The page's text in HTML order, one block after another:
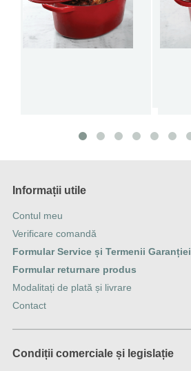
Informații utile
Contul meu
Verificare comandă
Formular Service și Termenii Garanției
Formular returnare produs
Modalitați de plată și livrare
Contact
Condiții comerciale și legislație